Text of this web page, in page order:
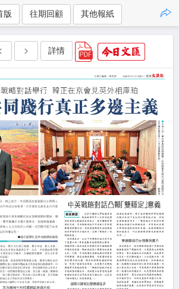
版 往期回顧 其他報紙
詳情